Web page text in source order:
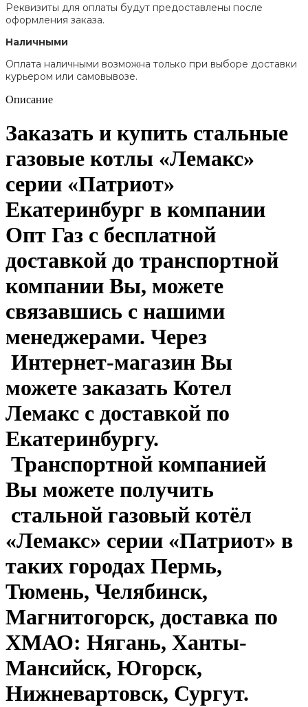
Реквизиты для оплаты будут предоставлены после
оформления заказа.
Наличными
Оплата наличными возможна только при выборе доставки
курьером или самовывозе.
Описание
Заказать и купить стальные
газовые котлы «Лемакс»
серии «Патриот»
Екатеринбург в компании
Опт Газ с бесплатной
доставкой до транспортной
компании Вы, можете
связавшись с нашими
менеджерами. Через
Интернет-магазин Вы
можете заказать Котел
Лемакс с доставкой по
Екатеринбургу.
Транспортной компанией
Вы можете получить
стальной газовый котёл
«Лемакс» серии «Патриот» в
таких городах Пермь,
Тюмень, Челябинск,
Магнитогорск, доставка по
ХМАО: Нягань, Ханты-
Мансийск, Югорск,
Нижневартовск, Сургут.